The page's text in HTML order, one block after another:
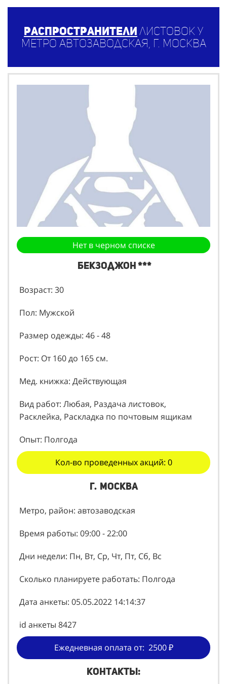
Распространители листовок у
метро Автозаводская, г. Москва
Нет в черном списке
Бекзоджон ***
Возраст: 30
Пол: Мужской
Размер одежды: 46 - 48
Рост: От 160 до 165 см.
Мед. книжка: Действующая
Вид работ: Любая, Раздача листовок,
Расклейка, Раскладка по почтовым ящикам
Опыт: Полгода
Кол-во проведенных акций: 0
г. москва
Метро, район: автозаводская
Время работы: 09:00 - 22:00
Дни недели: Пн, Вт, Ср, Чт, Пт, Сб, Вс
Сколько планируете работать: Полгода
Дата анкеты: 05.05.2022 14:14:37
id анкеты 8427
Ежедневная оплата от: 2500 ₽
Контакты: